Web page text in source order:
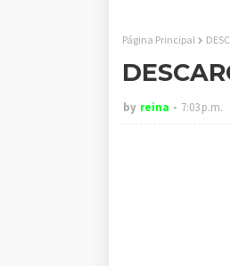
Página Principal
by reina 7:03 p.m.